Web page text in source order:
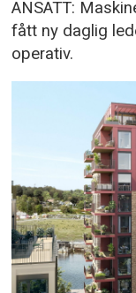
ANSATT:
fått ny daglig
operativ.